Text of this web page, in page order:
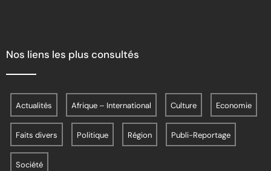
Nos liens les plus consultés
Actualités Afrique – International Culture Economie
Faits divers Politique Région Publi-Reportage
Société